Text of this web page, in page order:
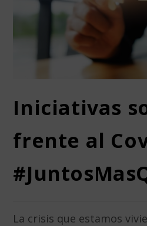
Iniciativas
frente al
La crisis que estamos